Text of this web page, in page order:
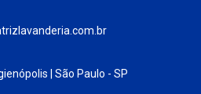
| São Paulo - SP